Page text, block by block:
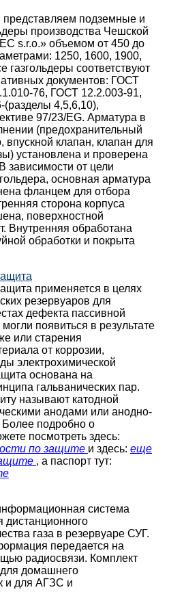
подземные и
производства Чешской
s.r.o.» объемом от 450 до
1250, 1600, 1900,
газгольдеры соответствуют
документов: ГОСТ
76, ГОСТ 12.2.003-91,
4,5,6,10),
97/23/EG. Арматура в
(предохранительный
впускной клапан, клапан для
установлена и проверена
зависимости от цели
основная арматура
фланцем для отбора
сторона корпуса
поверхностной
Внутренняя обработана
обработки и покрыта
применяется в целях
резервуаров для
дефекта пассивной
появиться в результате
или старения
от коррозии,
электрохимической
основана на
гальванических пар.
называют катодной
анодами или анодно-
Более подробно о
посмотреть здесь:
по защите и здесь: еще
, а паспорт тут:
система
дистанционного
газа в резервуаре СУГ.
передается на
радиосвязи. Комплект
для домашнего
и для АГЗС и